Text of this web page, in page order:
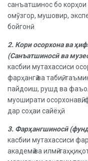
санъатшинос бо
омӯзгор, мушовир,
бойгонӣ.
2. Кори осорхона ва
(Санъатшиносӣ ва
касбии мутахассиси
фарҳангӣ ва табиӣ,
пайдоиш, рушд ва
муоширати осорхонавӣ;
дар соҳаи сайёҳӣ.
3. Фарҳангшиносӣ
касбии мутахассиси
академӣ ва илмӣ-